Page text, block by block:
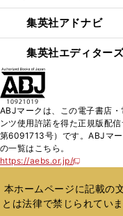
集英社アドナビ
集英社エディター
ABJマークは、この電子書店
ンツ使用許諾を得た正規版配
第6091713号）です。ABJマ
の一覧はこちら。
https://aebs.or.jp/
新
い
ウ
ィ
本ホームページに記載の
とは法律で禁じられてい